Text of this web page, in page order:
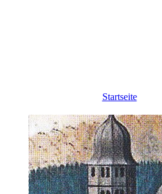
Startseite